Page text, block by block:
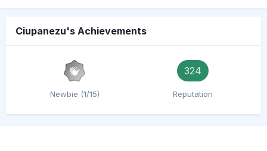
Ciupanezu's Achievements
Newbie (1/15)
324
Reputation